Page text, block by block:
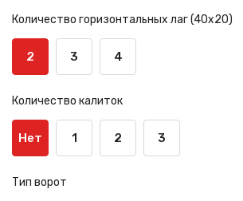
Количество горизонтальных лаг (40х20)
2 3 4
Количество калиток
Нет 1 2 3
Тип ворот